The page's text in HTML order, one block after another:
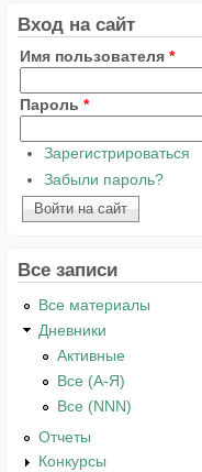
Вход на сайт
Имя пользователя *
Пароль *
Зарегистрироваться
Забыли пароль?
Все записи
Все материалы
Дневники
Активные
Все (А-Я)
Все (NNN)
Отчеты
Конкурсы